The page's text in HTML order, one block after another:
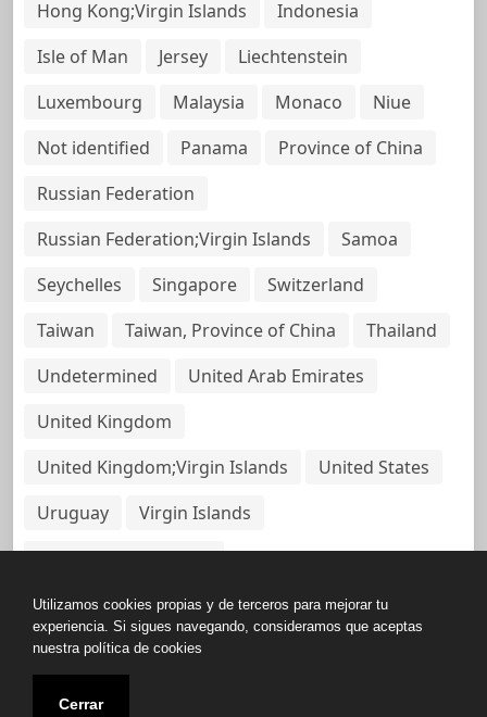
Hong Kong;Virgin Islands
Indonesia
Isle of Man
Jersey
Liechtenstein
Luxembourg
Malaysia Monaco
Niue
Not identified
Panama
Province of China
Russian Federation
Russian Federation;Virgin Islands
Samoa
Seychelles
Singapore
Switzerland
Taiwan
Taiwan, Province of China
Thailand
Undetermined
United Arab Emirates
United Kingdom
United Kingdom;Virgin Islands
United States
Uruguay
Virgin Islands
Virgin Islands, British
Copyright © All rights reserved.
Utilizamos cookies propias y de terceros para mejorar tu
experiencia. Si sigues navegando, consideramos que aceptas
nuestra política de cookies
Cerrar